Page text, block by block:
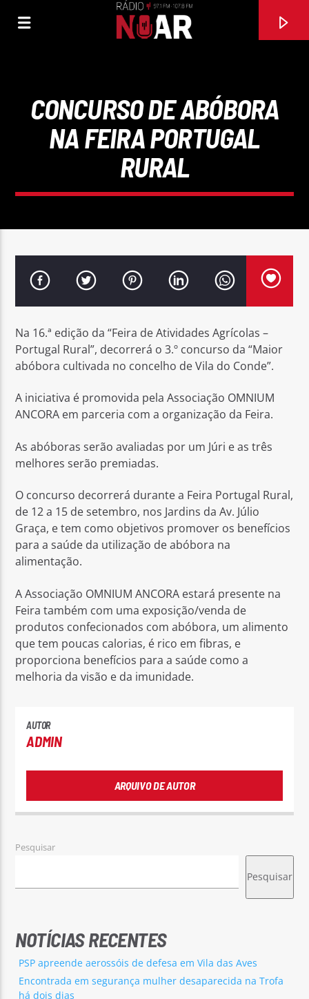
97.1FM E 107.8 FM
Rádio No ar
CONCURSO DE ABÓBORA
NA FEIRA PORTUGAL
RURAL
Na 16.ª edição da “Feira de Atividades Agrícolas –
Portugal Rural”, decorrerá o 3.º concurso da “Maior
abóbora cultivada no concelho de Vila do Conde”.
A iniciativa é promovida pela Associação OMNIUM
ANCORA em parceria com a organização da Feira.
As abóboras serão avaliadas por um Júri e as três
melhores serão premiadas.
O concurso decorrerá durante a Feira Portugal Rural,
de 12 a 15 de setembro, nos Jardins da Av. Júlio
Graça, e tem como objetivos promover os benefícios
para a saúde da utilização de abóbora na
alimentação.
A Associação OMNIUM ANCORA estará presente na
Feira também com uma exposição/venda de
produtos confecionados com abóbora, um alimento
que tem poucas calorias, é rico em fibras, e
proporciona benefícios para a saúde como a
melhoria da visão e da imunidade.
AUTOR
ADMIN
ARQUIVO DE AUTOR
Pesquisar
Pesquisar
NOTÍCIAS RECENTES
PSP apreende aerossóis de defesa em Vila das Aves
Encontrada em segurança mulher desaparecida na Trofa
há dois dias